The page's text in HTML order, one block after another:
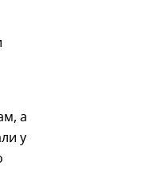
а
у